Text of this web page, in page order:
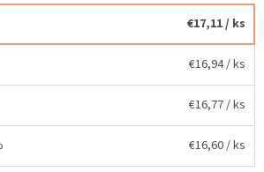
€17,11/ ks
€16,94/ ks
€16,77/ ks
€16,60/ ks